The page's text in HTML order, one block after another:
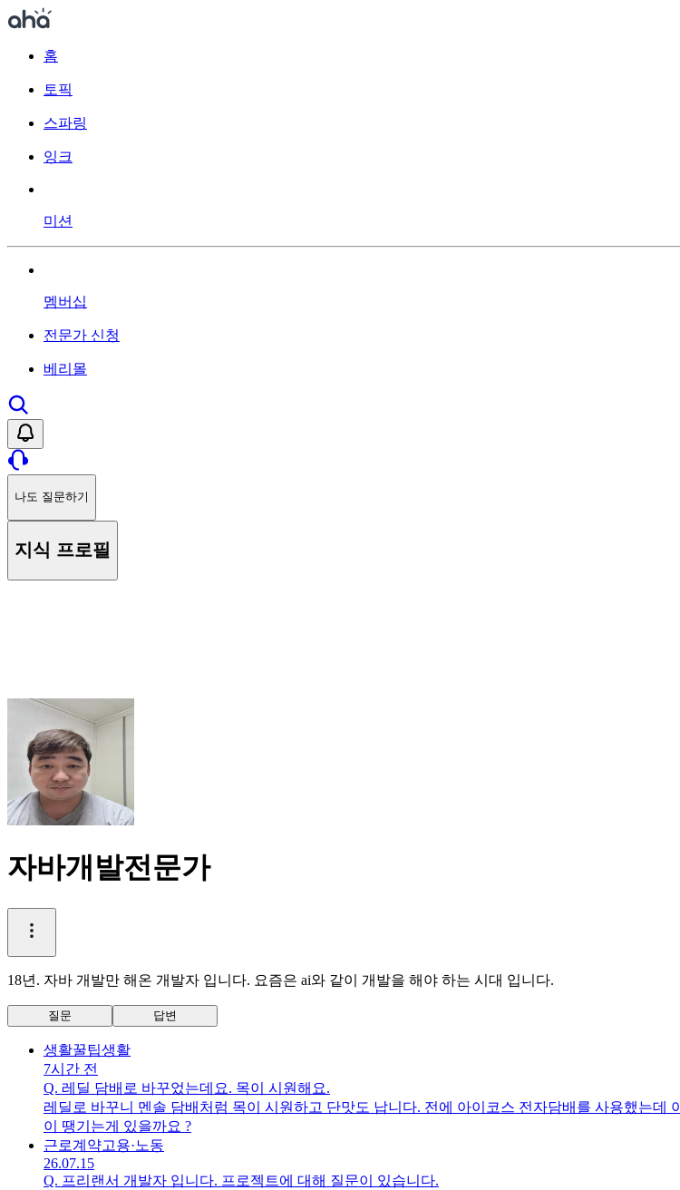
홈
토픽
스파링
잉크
미션
멤버십
전문가 신청
베리몰
나도 질문하기
지식 프로필
자바개발전문가
18년. 자바 개발만 해온 개발자 입니다. 요즘은 ai와 같이 개발을 해야 하는 시대 입니다.
질문 답변
생활꿀팁생활
7시간 전
Q. 레딜 담배로 바꾸었는데요. 목이 시원해요.
레딜로 바꾸니 멘솔 담배처럼 목이 시원하고 단맛도 납니다. 전에 아이코스 전자담배를 사용했는데
이 땡기는게 있을까요 ?
근로계약고용·노동
26.07.15
Q. 프리랜서 개발자 입니다. 프로젝트에 대해 질문이 있습니다.